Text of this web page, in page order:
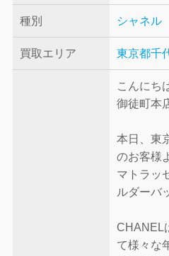
種別 シャネル
買取エリア 東京都千
こんにち
御徒町本
本日、東
のお客様
マトラッ
ルダーバ
CHANEL
て様々な